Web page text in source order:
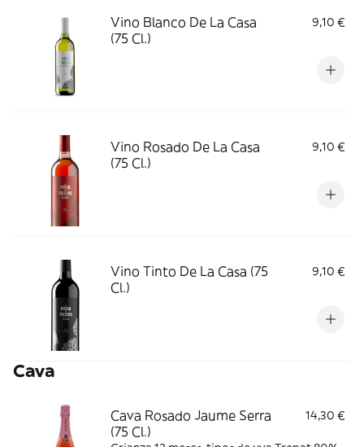
Vino Blanco De La Casa
(75 Cl.)
9,10 €
Vino Rosado De La Casa
(75 Cl.)
9,10 €
Vino Tinto De La Casa (75
Cl.)
9,10 €
Cava
Cava Rosado Jaume Serra
(75 Cl.)
14,30 €